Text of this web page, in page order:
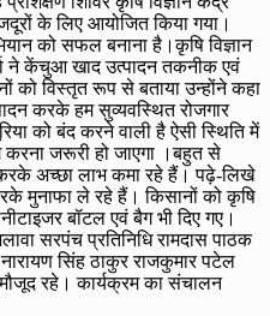
के लिए आयोजित किया गया।
को सफल बनाना है।कृषि विज्ञान
ने केंचुआ खाद उत्पादन तकनीक एवं
को विस्तृत रूप से बताया उन्होंने कहा
करके हम सुव्यवस्थित रोजगार
को बंद करने वाली है ऐसी स्थिति में
जरूरी हो जाएगा ।बहुत से
करके अच्छा लाभ कमा रहे हैं। पढ़े-लिखे
मुनाफा ले रहे हैं। किसानों को कृषि
बॉटल एवं बैग भी दिए गए।
सरपंच प्रतिनिधि रामदास पाठक
सिंह ठाकुर राजकुमार पटेल
मौजूद रहे। कार्यक्रम का संचालन